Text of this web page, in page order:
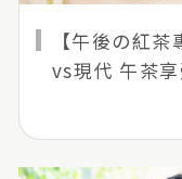
【午後の紅
vs現代 午茶